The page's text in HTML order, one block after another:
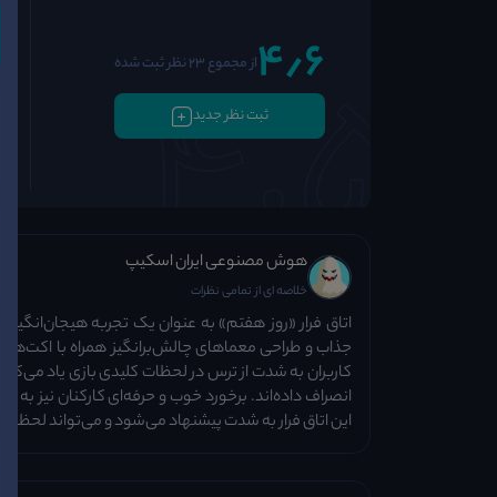
4٫6از مجموع 23 نظر ثبت شده
ثبت نظر جدید
هوش مصنوعی ایران اسکیپ
خلاصه ای از تمامی نظرات
اتاق فرار «روز هفتم» به عنوان یک تجربه
جذاب و طراحی معماهای چالش‌برانگیز همراه با
کاربران به شدت از ترس در لحظات کلیدی بازی یاد
انصراف داده‌اند. برخورد خوب و حرفه‌ای کارکنان نیز به
این اتاق فرار به شدت پیشنهاد می‌شود و می‌تواند لحظات